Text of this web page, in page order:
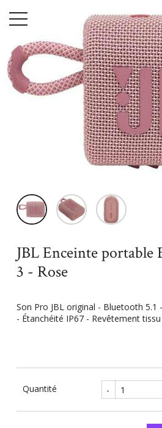
Accueil High-Tech Tv - Son - Photo
Bluetooth
JBL Enceinte portable
JBL Enceinte portable
3 - Rose
Son Pro JBL original - Bluetooth
- Étanchéité IP67 - Revêtement
Quantité -